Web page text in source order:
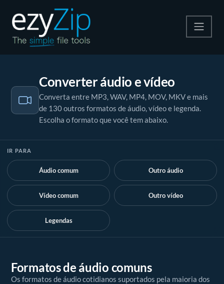
Descompactar
Converter
Converter áudio e vídeo
Converta entre MP3, WAV, MP4, MOV, MKV e mais
de 130 outros formatos de áudio, vídeo e legenda.
Escolha o formato que você tem abaixo.
IR PARA
Áudio comum Outro áudio
Vídeo comum Outro vídeo
Legendas
Formatos de áudio comuns
Os formatos de áudio cotidianos suportados pela maioria dos